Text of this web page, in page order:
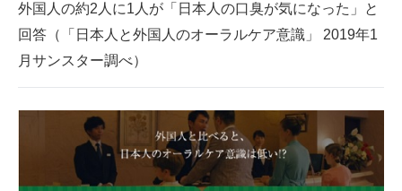
外国人の約2人に1人が「日本人の口臭が気になった」と
回答（「日本人と外国人のオーラルケア意識」 2019年1
月サンスター調べ）